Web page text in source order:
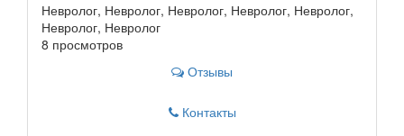
Невролог, Невролог, Невролог, Невролог, Невролог,
Невролог, Невролог
8 просмотров
Отзывы
Контакты